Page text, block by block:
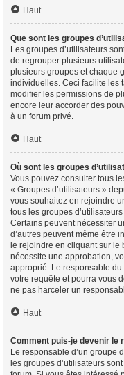
Haut
Que sont les groupes
Les groupes d’utilisateurs
de regrouper plusieurs
plusieurs groupes et chaque
individuelles. Ceci facilite les
modifier les permissions de
encore leur accorder des
à un forum privé.
Haut
Où sont les groupes
Vous pouvez consulter tous
« Groupes d’utilisateurs »
vous souhaitez en rejoindre
tous les groupes
Certains peuvent nécessiter
d’autres peuvent même être
le rejoindre en cliquant sur
nécessite une approbation,
approprié. Le responsable
votre requête et pourra vous
ne pas harceler un
Haut
Comment puis-je devenir le
Le responsable d’un groupe
les groupes d’utilisateurs